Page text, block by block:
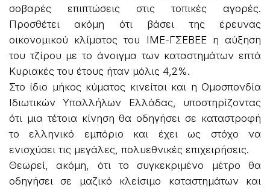
σοβαρές επιπτώσεις στις τοπικές αγορές.
Προσθέτει ακόμη ότι βάσει της έρευνας
οικονομικού κλίματος του ΙΜΕ-ΓΣΕΒΕΕ η αύξηση
του τζίρου με το άνοιγμα των καταστημάτων επτά
Κυριακές του έτους ήταν μόλις 4,2%.
Στο ίδιο μήκος κύματος κινείται και η Ομοσπονδία
Ιδιωτικών Υπαλλήλων Ελλάδας, υποστηρίζοντας
ότι μια τέτοια κίνηση θα οδηγήσει σε καταστροφή
το ελληνικό εμπόριο και έχει ως στόχο να
ενισχύσει τις μεγάλες, πολυεθνικές επιχειρήσεις.
Θεωρεί, ακόμη, ότι το συγκεκριμένο μέτρο θα
οδηγήσει σε μαζικό κλείσιμο καταστημάτων και